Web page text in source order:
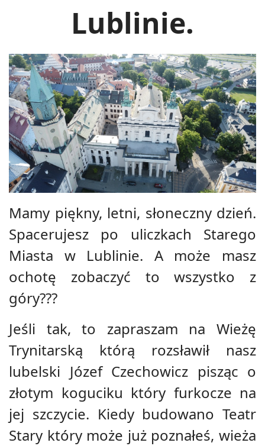
Lublinie.
Mamy piękny, letni, słoneczny dzień.
Spacerujesz po uliczkach Starego
Miasta w Lublinie. A może masz
ochotę zobaczyć to wszystko z
góry???
Jeśli tak, to zapraszam na Wieżę
Trynitarską którą rozsławił nasz
lubelski Józef Czechowicz pisząc o
złotym koguciku który furkocze na
jej szczycie. Kiedy budowano Teatr
Stary który może już poznałeś, wieża